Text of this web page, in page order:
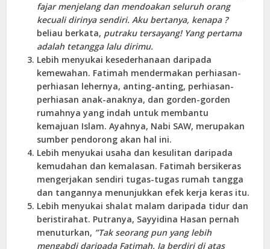
fajar menjelang dan mendoakan seluruh orang
kecuali dirinya sendiri. Aku bertanya, kenapa ?
beliau berkata, putraku tersayang! Yang pertama
adalah tetangga lalu dirimu.
Lebih menyukai kesederhanaan daripada
kemewahan. Fatimah mendermakan perhiasan-
perhiasan lehernya, anting-anting, perhiasan-
perhiasan anak-anaknya, dan gorden-gorden
rumahnya yang indah untuk membantu
kemajuan Islam. Ayahnya, Nabi SAW, merupakan
sumber pendorong akan hal ini.
Lebih menyukai usaha dan kesulitan daripada
kemudahan dan kemalasan. Fatimah bersikeras
mengerjakan sendiri tugas-tugas rumah tangga
dan tangannya menunjukkan efek kerja keras itu.
Lebih menyukai shalat malam daripada tidur dan
beristirahat. Putranya, Sayyidina Hasan pernah
menuturkan, ”Tak seorang pun yang lebih
mengabdi daripada Fatimah. Ia berdiri di atas